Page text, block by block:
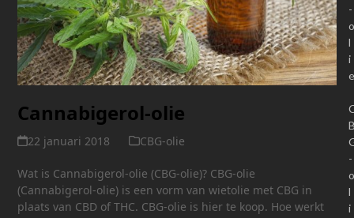
Cannabigerol-olie
22 januari 2018 CBG-olie
Wat is Cannabigerol-olie (CBG-olie)? CBG-olie
(Cannabigerol-olie) is een vorm van wietolie met CBG in
plaats van CBD of THC. CBG-olie is hier te koop. Hoe werkt
-
o
l
i
e
-
o
l
i